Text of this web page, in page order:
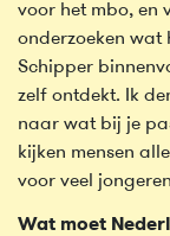
voor het mbo, en
onderzoeken wat
Schipper
zelf ontdekt. Ik
naar wat bij je
kijken mensen
voor veel
Wat moet